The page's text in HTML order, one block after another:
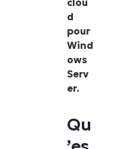
clou
d
pour
Wind
ows
Serv
er.
Qu